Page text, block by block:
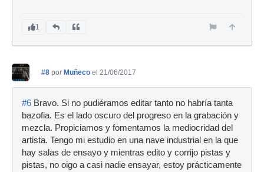
1
#8 por Muñeco el 21/06/2017
#6 Bravo. Si no pudiéramos editar tanto no habría tanta
bazofia. Es el lado oscuro del progreso en la grabación y
mezcla. Propiciamos y fomentamos la mediocridad del
artista. Tengo mi estudio en una nave industrial en la que
hay salas de ensayo y mientras edito y corrijo pistas y
pistas, no oigo a casi nadie ensayar, estoy prácticamente